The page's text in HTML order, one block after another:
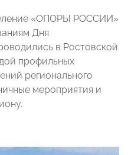
«ОПОРЫ РОССИИ»
Дня
в Ростовской
профильных
регионального
мероприятия и